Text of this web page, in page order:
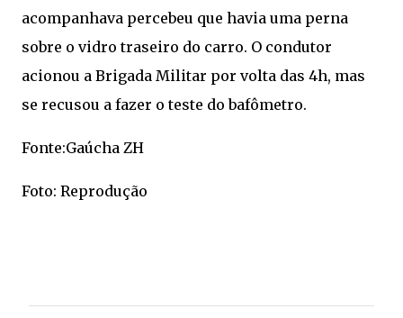
acompanhava percebeu que havia uma perna
sobre o vidro traseiro do carro. O condutor
acionou a Brigada Militar por volta das 4h, mas
se recusou a fazer o teste do bafômetro.
Fonte:Gaúcha ZH
Foto: Reprodução